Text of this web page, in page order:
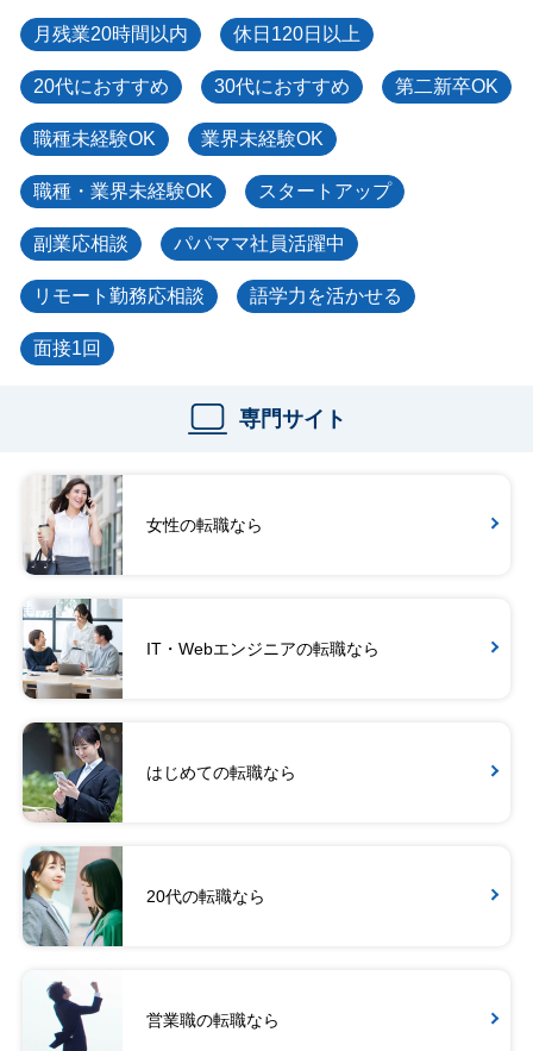
月残業20時間以内 休日120日以上
20代におすすめ 30代におすすめ 第二新卒OK
職種未経験OK 業界未経験OK
職種・業界未経験OK スタートアップ
副業応相談 パパママ社員活躍中
リモート勤務応相談 語学力を活かせる
面接1回
専門サイト
女性の転職なら
IT・Webエンジニアの転職なら
はじめての転職なら
20代の転職なら
営業職の転職なら